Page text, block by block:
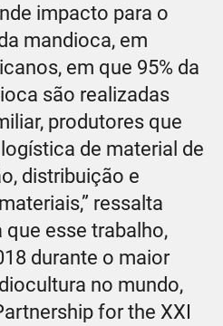
impacto para o
mandioca, em
em que 95% da
são realizadas
produtores que
de material de
distribuição e
ressalta
esse trabalho,
durante o maior
no mundo,
for the XXI